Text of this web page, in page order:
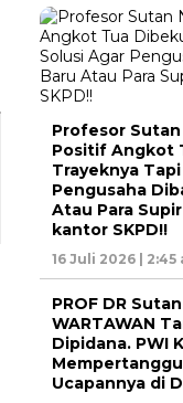
Profesor
Positif Angkot
Trayeknya
Pengusaha
Atau Para
kantor SKPD!!
16 Juli 2026 | 2:45
PROF DR
WARTAWAN
Dipidana. PWI
Ucapannya di